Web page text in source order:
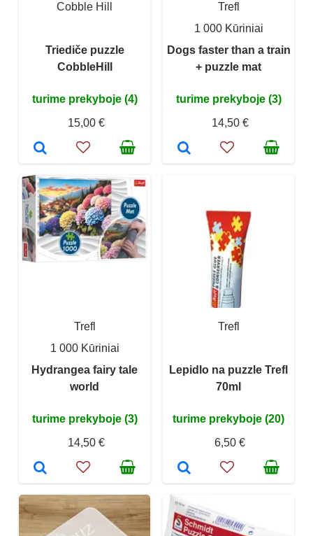
Cobble Hill
Triediče puzzle
CobbleHill
turime prekyboje (4)
15,00 €
Trefl
1 000 Kūriniai
Dogs faster than a train
+ puzzle mat
turime prekyboje (3)
14,50 €
Trefl
1 000 Kūriniai
Hydrangea fairy tale
world
turime prekyboje (3)
14,50 €
Trefl
Lepidlo na puzzle Trefl
70ml
turime prekyboje (20)
6,50 €